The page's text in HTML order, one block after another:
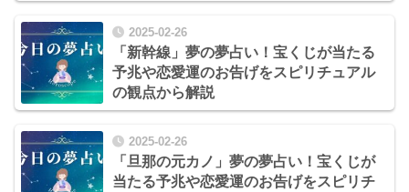
2025-02-26
「新幹線」夢の夢占い！宝くじが当たる
予兆や恋愛運のお告げをスピリチュアル
の観点から解説
2025-02-26
「旦那の元カノ」夢の夢占い！宝くじが
当たる予兆や恋愛運のお告げをスピリチ